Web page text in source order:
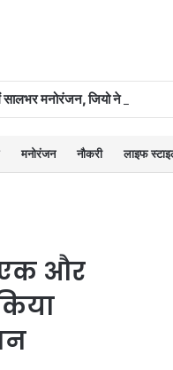
मनोरंजन नौकरी लाइफ
एक और